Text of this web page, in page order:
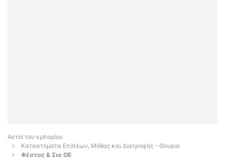
Αετοί του εμπορίου
Καταστήματα Επίπλων, Μόδας και Διατροφής - Θουρια
Φέστας & Σια ΟΕ